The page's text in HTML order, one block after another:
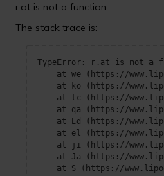
r.at is not a function
The stack trace is:
TypeError: r.at is not a
at we (https://
at ko (https://
at tc (https://
at qa (https://
at Ed (https://
at el (https://
at ji (https://
at Ja (https://
at S (https://